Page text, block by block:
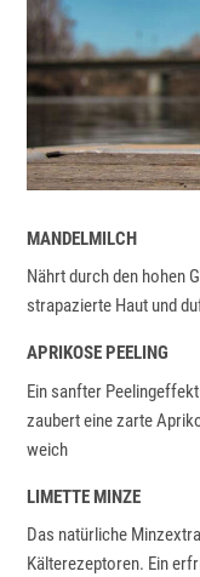
MANDELMILCH
Nährt durch den hohen
strapazierte Haut und
APRIKOSE PEELING
Ein sanfter
zaubert eine zarte
weich
LIMETTE MINZE
Das natürliche
Kälterezeptoren. Ein